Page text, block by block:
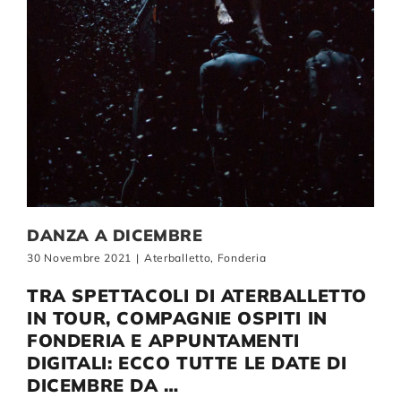
DANZA A DICEMBRE
30 Novembre 2021 | Aterballetto, Fonderia
TRA SPETTACOLI DI ATERBALLETTO
IN TOUR, COMPAGNIE OSPITI IN
FONDERIA E APPUNTAMENTI
DIGITALI: ECCO TUTTE LE DATE DI
DICEMBRE DA …